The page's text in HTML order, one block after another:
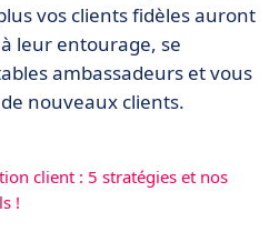
vos clients fidèles auront
leur entourage, se
ambassadeurs et vous
nouveaux clients.
client : 5 stratégies et nos
!